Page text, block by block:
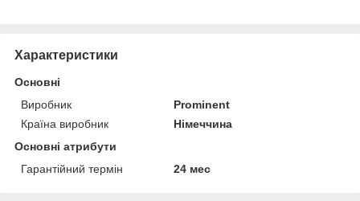
Характеристики
Основні
Виробник
Prominent
Країна виробник
Німеччина
Основні атрибути
Гарантійний термін
24 мес